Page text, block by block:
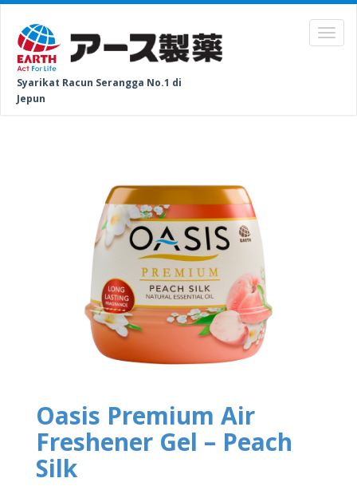
Syarikat Racun Serangga No.1 di
Jepun
Oasis Premium Air
Freshener Gel – Peach
Silk